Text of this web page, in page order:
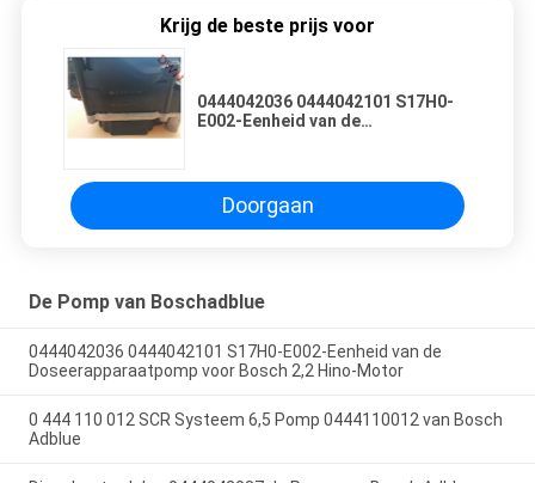
Krijg de beste prijs voor
0444042036 0444042101 S17H0-
E002-Eenheid van de
Doorgaan
De Pomp van Boschadblue
0444042036 0444042101 S17H0-E002-Eenheid van de
Doseerapparaatpomp voor Bosch 2,2 Hino-Motor
0 444 110 012 SCR Systeem 6,5 Pomp 0444110012 van Bosch
Adblue